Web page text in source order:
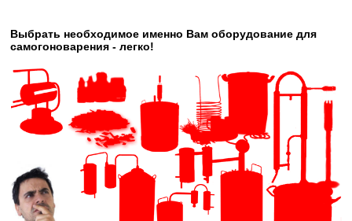
Выбрать необходимое именно Вам оборудование для
самогоноварения - легко!